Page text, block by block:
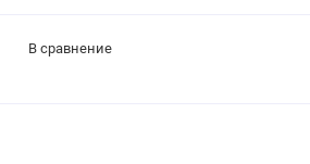
В сравнение